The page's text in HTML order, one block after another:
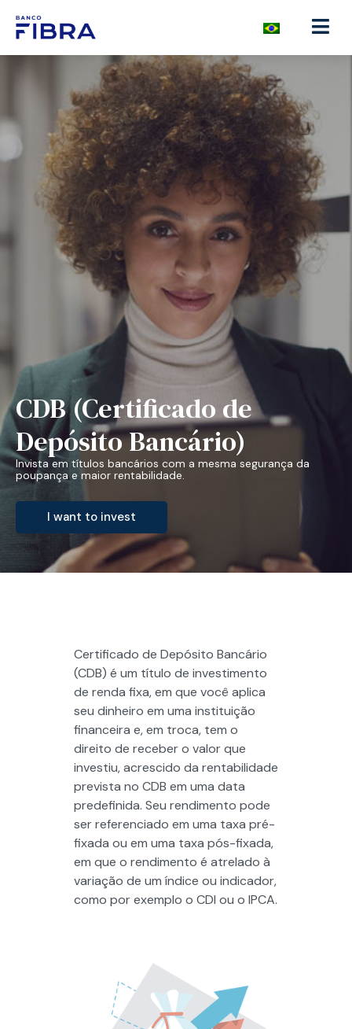
CDB (Certificado de
Depósito Bancário)
Invista em títulos bancários com a mesma segurança da
poupança e maior rentabilidade.
I want to invest
Certificado de Depósito Bancário
(CDB) é um título de investimento
de renda fixa, em que você aplica
seu dinheiro em uma instituição
financeira e, em troca, tem o
direito de receber o valor que
investiu, acrescido da rentabilidade
prevista no CDB em uma data
predefinida. Seu rendimento pode
ser referenciado em uma taxa pré-
fixada ou em uma taxa pós-fixada,
em que o rendimento é atrelado à
variação de um índice ou indicador,
como por exemplo o CDI ou o IPCA.